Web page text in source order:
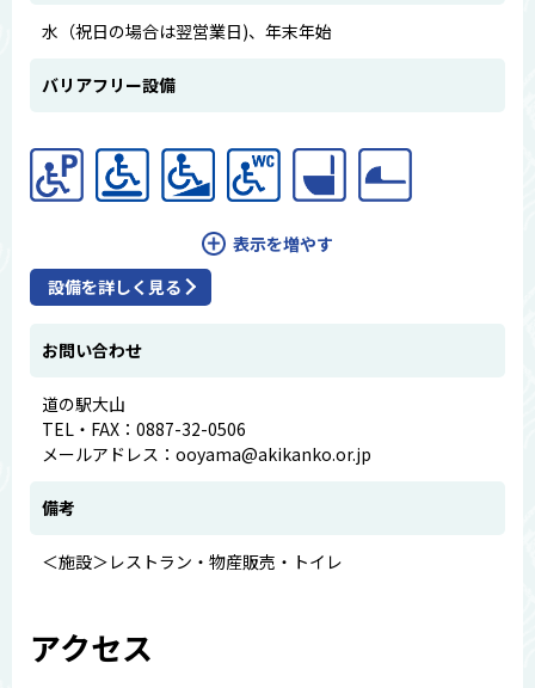
水（祝日の場合は翌営業日)、年末年始
バリアフリー設備
表示を増やす
設備を詳しく見る
お問い合わせ
道の駅大山
TEL・FAX：0887-32-0506
メールアドレス：ooyama@akikanko.or.jp
備考
＜施設＞レストラン・物産販売・トイレ
アクセス